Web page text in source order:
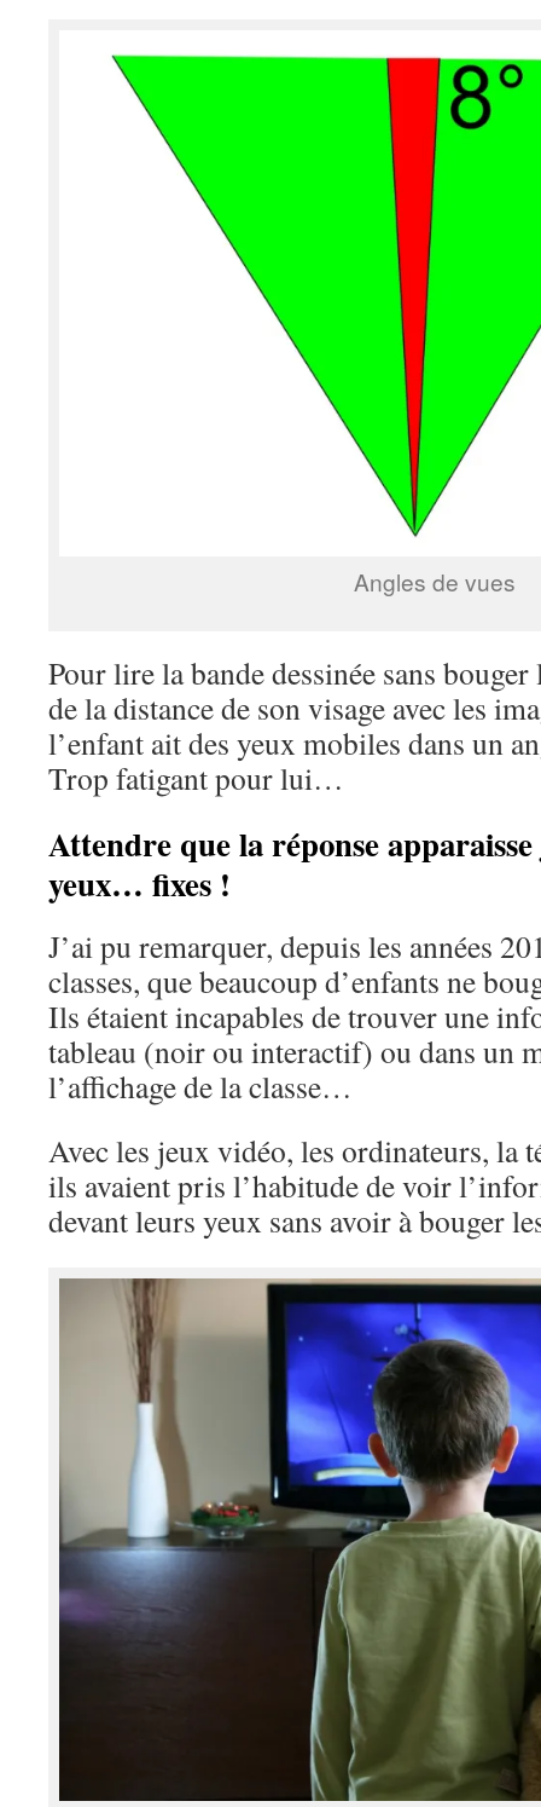
Angles de vues
Pour lire la bande dessinée sans
de la distance de son visage avec les
l’enfant ait des yeux mobiles dans un
Trop fatigant pour lui…
Attendre que la réponse
yeux… fixes !
J’ai pu remarquer, depuis les années
classes, que beaucoup d’enfants ne
Ils étaient incapables de trouver une
tableau (noir ou interactif) ou dans un
l’affichage de la classe…
Avec les jeux vidéo, les ordinateurs, la
ils avaient pris l’habitude de voir
devant leurs yeux sans avoir à bouger